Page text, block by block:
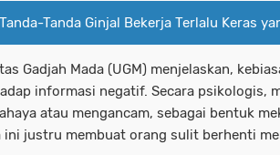
Tanda Ginjal Bekerja Terlalu Keras
Gadjah Mada (UGM) menjelaskan,
informasi negatif. Secara psikologis,
atau mengancam, sebagai bentuk
ini justru membuat orang sulit berhenti